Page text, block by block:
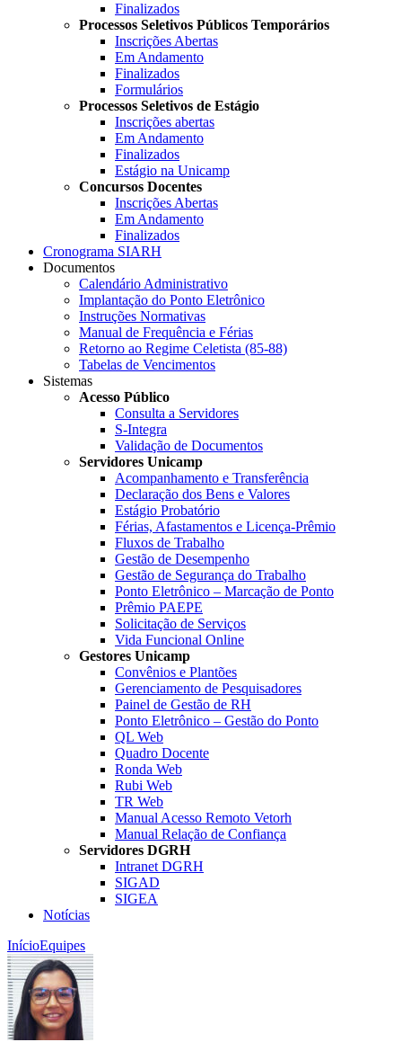
Finalizados
Processos Seletivos Públicos Temporários
Inscrições Abertas
Em Andamento
Finalizados
Formulários
Processos Seletivos de Estágio
Inscrições abertas
Em Andamento
Finalizados
Estágio na Unicamp
Concursos Docentes
Inscrições Abertas
Em Andamento
Finalizados
Cronograma SIARH
Documentos
Calendário Administrativo
Implantação do Ponto Eletrônico
Instruções Normativas
Manual de Frequência e Férias
Retorno ao Regime Celetista (85-88)
Tabelas de Vencimentos
Sistemas
Acesso Público
Consulta a Servidores
S-Integra
Validação de Documentos
Servidores Unicamp
Acompanhamento e Transferência
Declaração dos Bens e Valores
Estágio Probatório
Férias, Afastamentos e Licença-Prêmio
Fluxos de Trabalho
Gestão de Desempenho
Gestão de Segurança do Trabalho
Ponto Eletrônico – Marcação de Ponto
Prêmio PAEPE
Solicitação de Serviços
Vida Funcional Online
Gestores Unicamp
Convênios e Plantões
Gerenciamento de Pesquisadores
Painel de Gestão de RH
Ponto Eletrônico – Gestão do Ponto
QL Web
Quadro Docente
Ronda Web
Rubi Web
TR Web
Manual Acesso Remoto Vetorh
Manual Relação de Confiança
Servidores DGRH
Intranet DGRH
SIGAD
SIGEA
Notícias
InícioEquipes